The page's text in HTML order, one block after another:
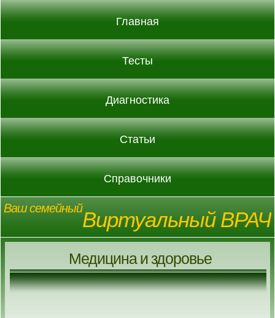
Главная
Тесты
Диагностика
Статьи
Справочники
Ваш семейныйВиртуальный ВРАЧ
Медицина и здоровье